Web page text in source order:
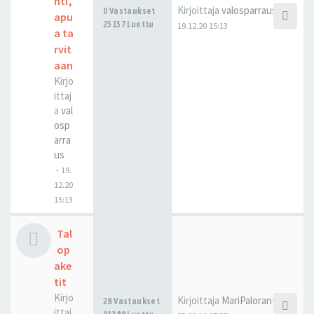
apu
a ta
rvit
aan
Kirjo
ittaj
a val
osp
arra
us
- 19.
12.20
15:13
0 Vastaukset
23137 Luettu
Kirjoittaja valosparraus
19.12.20 15:13
Tal
op
ake
tit
Kirjo
28 Vastaukset
Kirjoittaja MariPaloranta